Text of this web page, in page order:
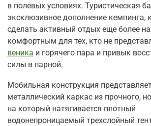
в полевых условиях. Туристическая
эксклюзивное дополнение кемпинга,
сделать активный отдых еще более
комфортным для тех, кто не
веника и горячего пара и привык
силы в парной.
Мобильная конструкция
металлический каркас из прочного,
на который натягивается плотный
водонепроницаемый трехслойный